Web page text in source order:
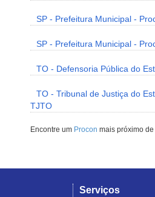
SP - Prefeitura Municipal -
SP - Prefeitura Municipal -
TO - Defensoria Pública do
TO - Tribunal de Justiça do
TJTO
Encontre um Procon mais próximo
Serviços